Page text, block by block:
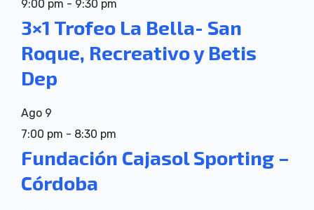
9:00 pm - 9:30 pm
3×1 Trofeo La Bella- San
Roque, Recreativo y Betis
Dep
Ago 9
7:00 pm - 8:30 pm
Fundación Cajasol Sporting –
Córdoba